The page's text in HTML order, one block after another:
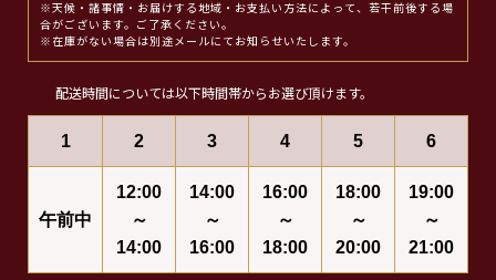
※天候・諸事情・お届けする地域・お支払い方法によって、若干前後する場
合がございます。ご了承ください。
※在庫がない場合は別途メールにてお知らせいたします。
配送時間については以下時間帯からお選び頂けます。
1 2 3 4 5 6
午前中
12:00
～
14:00
14:00
～
16:00
16:00
～
18:00
18:00
～
20:00
19:00
～
21:00